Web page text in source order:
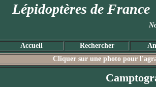
Lépidoptères de France
Accueil Rechercher
Cliquer sur une photo pour